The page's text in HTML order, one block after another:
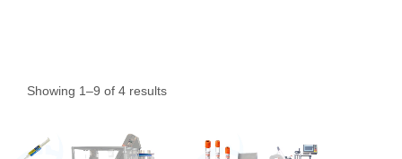
Showing 1–9 of 4 results